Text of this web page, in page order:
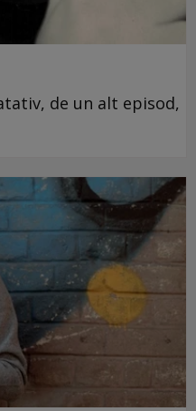
de un alt episod,